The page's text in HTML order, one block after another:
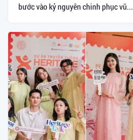
bước vào kỷ nguyên chinh phục vũ...